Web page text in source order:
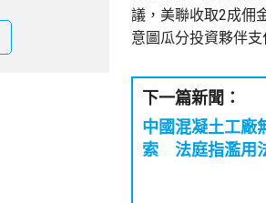
議，美聯收取2成佣
意圖瓜分投資夥伴
下一篇新聞：
中國混凝土工廠
索 法庭指濫用